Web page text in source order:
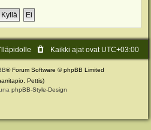
Kaikki ajat ovat UTC+03:00
® Forum Software © phpBB Limited
Pettis)
phpBB-Style-Design